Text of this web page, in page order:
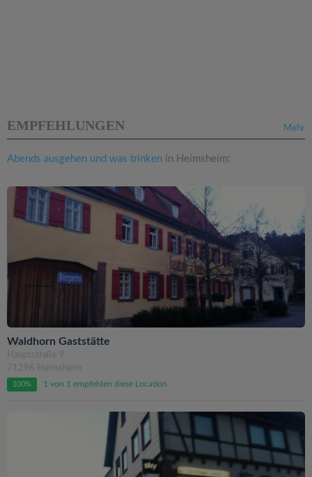
Mehr
EMPFEHLUNGEN
Abends ausgehen und was trinken in Heimsheim:
Waldhorn Gaststätte
Hauptstraße 9
71296 Heimsheim
100% 1 von 1 empfehlen diese Location